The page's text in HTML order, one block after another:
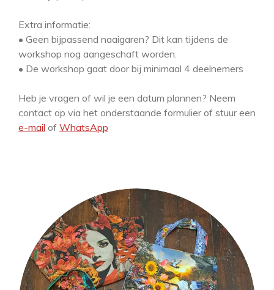
Extra informatie:
• Geen bijpassend naaigaren? Dit kan tijdens de
workshop nog aangeschaft worden.
• De workshop gaat door bij minimaal 4 deelnemers
Heb je vragen of wil je een datum plannen? Neem
contact op via het onderstaande formulier of stuur een
e-mail of WhatsApp